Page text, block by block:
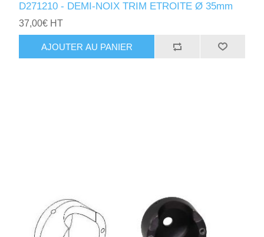
D271210 - DEMI-NOIX TRIM ETROITE Ø 35mm
37,00€ HT
AJOUTER AU PANIER